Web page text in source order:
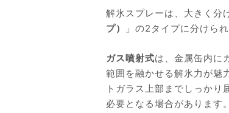
解氷スプレーは、大きく分
プ）
」の2タイプに分けられ
ガス噴射式は、金属缶内に
範囲を融かせる解氷力が魅
トガラス上部までしっか
必要となる場合があります。